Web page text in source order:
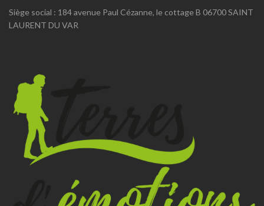
Siège social : 184 avenue Paul Cézanne, le cottage B 06700 SAINT
LAURENT DU VAR